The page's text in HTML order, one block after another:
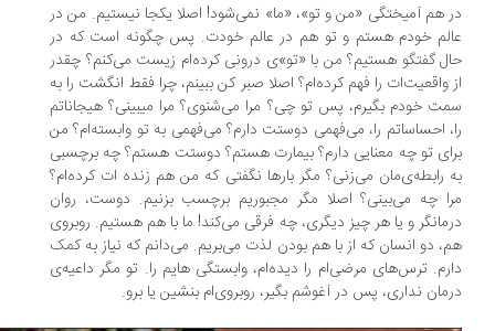
هم آمیختگی «من و تو»، «ما» نمی‌شود! اصلا یکجا نیستیم. من در
خودم هستم و تو هم در عالم خودت. پس چگونه است که در
حال گفتگو هستیم؟ من با «تو»ی درونی کرده‌ام زیست می‌‎کنم؟ چقدر
واقعیت‌ات را فهم کرده‌ام؟ اصلا صبر کن ببینم، چرا فقط انگشت را به
سمت خودم بگیرم، پس تو چی؟ مرا می‌‎شنوی؟ مرا میبینی؟ هیجاناتم
را، احساساتم را، می‌‎فهمی دوستت دارم؟ می‌‎فهمی به تو وابسته‌ام؟ من
تو چه معنایی دارم؟ بیمارت هستم؟ دوستت هستم؟ چه برچسبی
به رابطه‌ی‌مان می‌‎زنی؟ مگر بارها نگفتی که من هم زنده ات کرده‌ام؟
مرا چه می‌‎بینی؟ اصلا مگر مجبوریم برچسب بزنیم. دوست، روان
درمانگر و یا هر چیز دیگری، چه فرقی می‌‎کند! ما با هم هستیم. روبروی
هم، دو انسان که از با هم بودن لذت می‌‎بریم. می‌‎دانم که نیاز به کمک
ترس‌های مرضی‌ام را دیده‌ام، وابستگی هایم را. تو مگر داعیه‌ی
نداری، پس در آغوشم بگیر، روبروی‌ام بنشین یا برو.